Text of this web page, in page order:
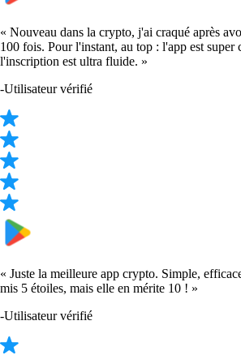
« Nouveau dans la crypto, j'ai craqué après
100 fois. Pour l'instant, au top : l'app est super
l'inscription est ultra fluide. »
-Utilisateur vérifié
« Juste la meilleure app crypto. Simple,
mis 5 étoiles, mais elle en mérite 10 ! »
-Utilisateur vérifié